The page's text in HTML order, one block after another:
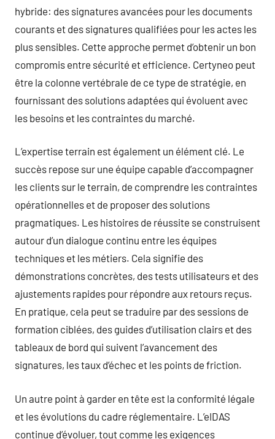
hybride: des signatures avancées pour les documents
courants et des signatures qualifiées pour les actes les
plus sensibles. Cette approche permet d’obtenir un bon
compromis entre sécurité et efficience. Certyneo peut
être la colonne vertébrale de ce type de stratégie, en
fournissant des solutions adaptées qui évoluent avec
les besoins et les contraintes du marché.
L’expertise terrain est également un élément clé. Le
succès repose sur une équipe capable d’accompagner
les clients sur le terrain, de comprendre les contraintes
opérationnelles et de proposer des solutions
pragmatiques. Les histoires de réussite se construisent
autour d’un dialogue continu entre les équipes
techniques et les métiers. Cela signifie des
démonstrations concrètes, des tests utilisateurs et des
ajustements rapides pour répondre aux retours reçus.
En pratique, cela peut se traduire par des sessions de
formation ciblées, des guides d’utilisation clairs et des
tableaux de bord qui suivent l’avancement des
signatures, les taux d’échec et les points de friction.
Un autre point à garder en tête est la conformité légale
et les évolutions du cadre réglementaire. L’eIDAS
continue d’évoluer, tout comme les exigences